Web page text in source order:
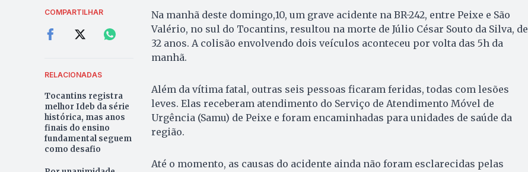
COMPARTILHAR
RELACIONADAS
Tocantins registra
melhor Ideb da série
histórica, mas anos
finais do ensino
fundamental seguem
como desafio
Na manhã deste domingo,10, um grave acidente na BR-242, entre Peixe e São
Valério, no sul do Tocantins, resultou na morte de Júlio César Souto da Silva, de
32 anos. A colisão envolvendo dois veículos aconteceu por volta das 5h da
manhã.
Além da vítima fatal, outras seis pessoas ficaram feridas, todas com lesões
leves. Elas receberam atendimento do Serviço de Atendimento Móvel de
Urgência (Samu) de Peixe e foram encaminhadas para unidades de saúde da
região.
Até o momento, as causas do acidente ainda não foram esclarecidas pelas